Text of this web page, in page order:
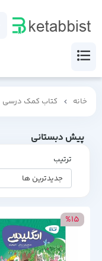
خانه کتاب کمک درسی
پیش دبستانی
ترتیب
%15